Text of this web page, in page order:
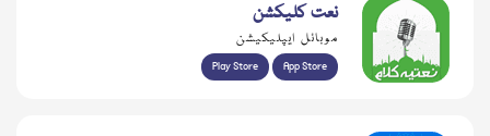
نعت کلیکشن
موبائل ایپلیکیشن
Play Store App Store